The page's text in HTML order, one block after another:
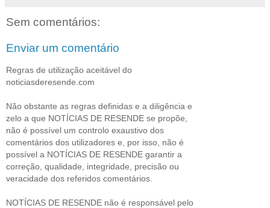
Sem comentários:
Enviar um comentário
Regras de utilização aceitável do
noticiasderesende.com
Não obstante as regras definidas e a diligência e
zelo a que NOTÍCIAS DE RESENDE se propõe,
não é possível um controlo exaustivo dos
comentários dos utilizadores e, por isso, não é
possível a NOTÍCIAS DE RESENDE garantir a
correção, qualidade, integridade, precisão ou
veracidade dos referidos comentários.
NOTÍCIAS DE RESENDE não é responsável pelo